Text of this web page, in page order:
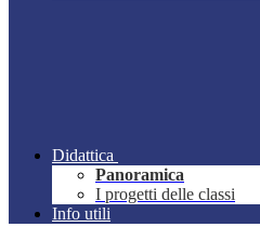
Didattica
Panoramica
I progetti delle classi
Info utili